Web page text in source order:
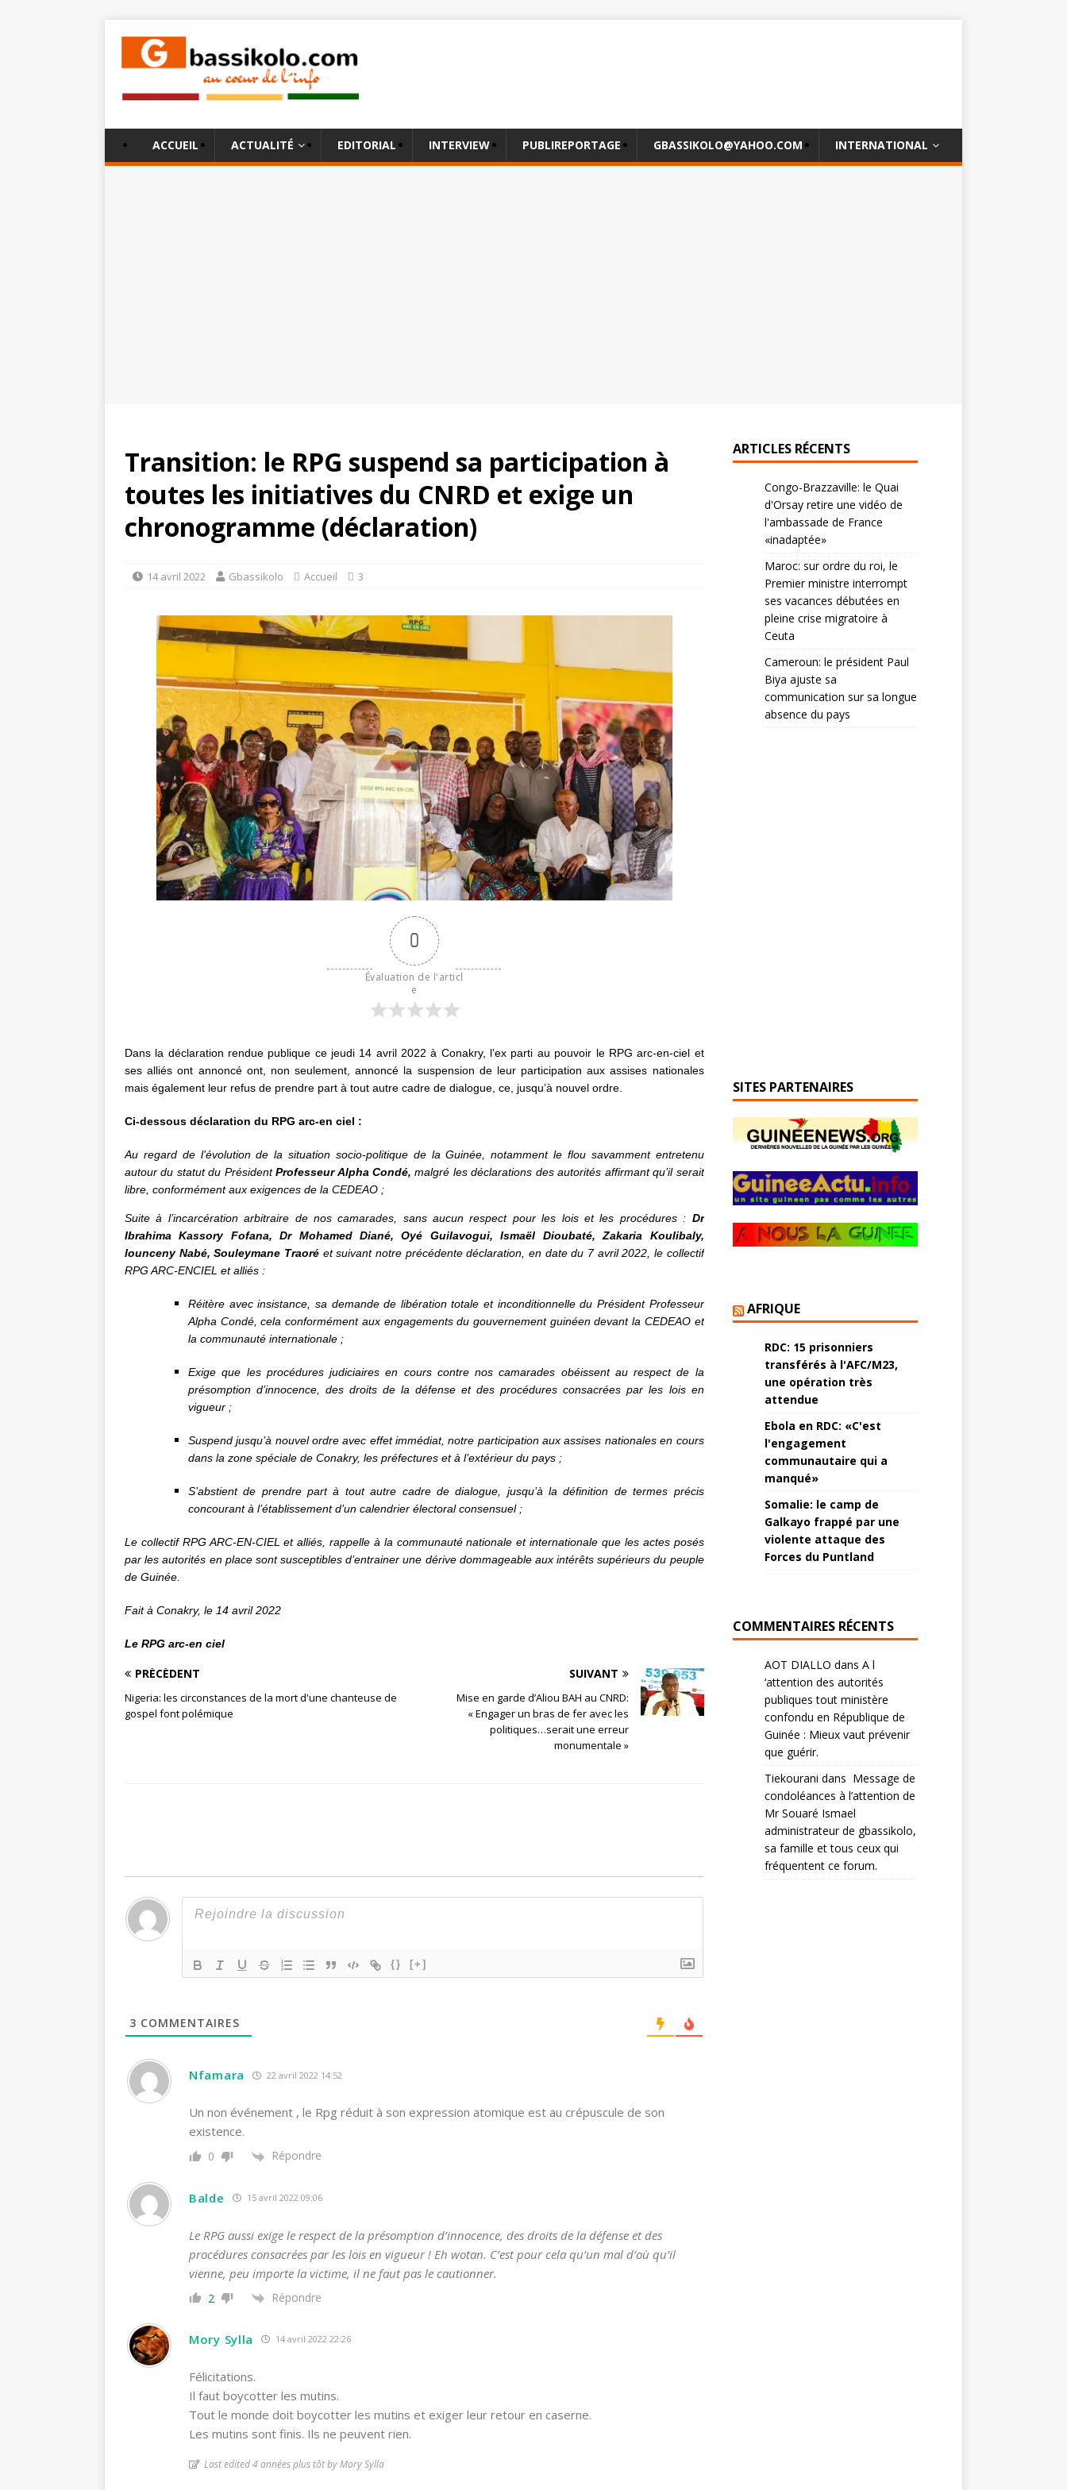
ACCUEIL ACTUALITÉ EDITORIAL INTERVIEW PUBLIREPORTAGE GBASSIKOLO@YAHOO.COM INTERNATIONAL
Transition: le RPG suspend sa participation à
toutes les initiatives du CNRD et exige un
chronogramme (déclaration)
14 avril 2022 Gbassikolo Accueil 3
0
Évaluation de l'articl
e
Dans la déclaration rendue publique ce jeudi 14 avril 2022 à Conakry, l’ex parti au pouvoir le RPG arc-en-ciel et
ses alliés ont annoncé ont, non seulement, annoncé la suspension de leur participation aux assises nationales
mais également leur refus de prendre part à tout autre cadre de dialogue, ce, jusqu’à nouvel ordre.
Ci-dessous déclaration du RPG arc-en ciel :
Au regard de l’évolution de la situation socio-politique de la Guinée, notamment le flou savamment entretenu
autour du statut du PrésidentProfesseur Alpha Condé, malgré les déclarations des autorités affirmant qu’il serait
libre, conformément aux exigences de la CEDEAO ;
Suite à l’incarcération arbitraire de nos camarades, sans aucun respect pour les lois et les procédures : Dr
Ibrahima Kassory Fofana, Dr Mohamed Diané, Oyé Guilavogui, Ismaël Dioubaté, Zakaria Koulibaly,
lounceny Nabé, Souleymane Traoré et suivant notre précédente déclaration, en date du 7 avril 2022, le collectif
RPG ARC-ENCIEL et alliés :
Réitère avec insistance, sa demande de libération totale et inconditionnelle du Président Professeur
Alpha Condé, cela conformément aux engagements du gouvernement guinéen devant la CEDEAO et
la communauté internationale ;
Exige que les procédures judiciaires en cours contre nos camarades obéissent au respect de la
présomption d’innocence, des droits de la défense et des procédures consacrées par les lois en
vigueur ;
Suspend jusqu’à nouvel ordre avec effet immédiat, notre participation aux assises nationales en cours
dans la zone spéciale de Conakry, les préfectures et à l’extérieur du pays ;
S’abstient de prendre part à tout autre cadre de dialogue, jusqu’à la définition de termes précis
concourant à l’établissement d’un calendrier électoral consensuel ;
Le collectif RPG ARC-EN-CIEL et alliés, rappelle à la communauté nationale et internationale que les actes posés
par les autorités en place sont susceptibles d’entrainer une dérive dommageable aux intérêts supérieurs du peuple
de Guinée.
Fait à Conakry, le 14 avril 2022
Le RPG arc-en ciel
PRÉCÉDENT
Nigeria: les circonstances de la mort d'une chanteuse de
gospel font polémique
SUIVANT
Mise en garde d’Aliou BAH au CNRD:
« Engager un bras de fer avec les
politiques…serait une erreur
monumentale »
{} [+]
3 COMMENTAIRES
Nfamara 22 avril 2022 14:52
Un non événement , le Rpg réduit à son expression atomique est au crépuscule de son
existence.
0 Répondre
Balde 15 avril 2022 09:06
Le RPG aussi exige le respect de la présomption d’innocence, des droits de la défense et des
procédures consacrées par les lois en vigueur ! Eh wotan. C’est pour cela qu’un mal d’où qu’il
vienne, peu importe la victime, il ne faut pas le cautionner.
2 Répondre
Mory Sylla 14 avril 2022 22:26
Félicitations.
Il faut boycotter les mutins.
Tout le monde doit boycotter les mutins et exiger leur retour en caserne.
Les mutins sont finis. Ils ne peuvent rien.
Last edited 4 années plus tôt by Mory Sylla
ARTICLES RÉCENTS
Congo-Brazzaville: le Quai
d'Orsay retire une vidéo de
l'ambassade de France
«inadaptée»
Maroc: sur ordre du roi, le
Premier ministre interrompt
ses vacances débutées en
pleine crise migratoire à
Ceuta
Cameroun: le président Paul
Biya ajuste sa
communication sur sa longue
absence du pays
SITES PARTENAIRES
AFRIQUE
RDC: 15 prisonniers
transférés à l'AFC/M23,
une opération très
attendue
Ebola en RDC: «C'est
l'engagement
communautaire qui a
manqué»
Somalie: le camp de
Galkayo frappé par une
violente attaque des
Forces du Puntland
COMMENTAIRES RÉCENTS
AOT DIALLO dans A l
‘attention des autorités
publiques tout ministère
confondu en République de
Guinée : Mieux vaut prévenir
que guérir.
Tiekourani dans Message de
condoléances à l’attention de
Mr Souaré Ismael
administrateur de gbassikolo,
sa famille et tous ceux qui
fréquentent ce forum.